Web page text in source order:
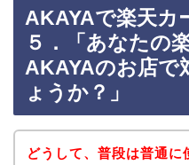
AKAYAで楽天カ
５．「あなたの
AKAYAのお店で
ょうか？」
どうして、普段は普通に